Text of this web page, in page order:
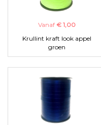
Vanaf € 1,00
Krullint kraft look appel
groen